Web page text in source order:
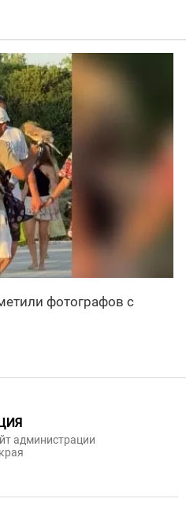
фотографов с
администрации